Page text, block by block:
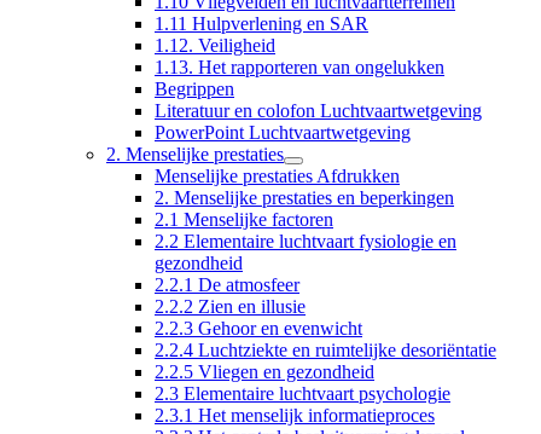
1.11 Hulpverlening en SAR
1.12. Veiligheid
1.13. Het rapporteren van ongelukken
Begrippen
Literatuur en colofon Luchtvaartwetgeving
PowerPoint Luchtvaartwetgeving
2. Menselijke prestaties
Menselijke prestaties Afdrukken
2. Menselijke prestaties en beperkingen
2.1 Menselijke factoren
2.2 Elementaire luchtvaart fysiologie en
gezondheid
2.2.1 De atmosfeer
2.2.2 Zien en illusie
2.2.3 Gehoor en evenwicht
2.2.4 Luchtziekte en ruimtelijke desoriëntatie
2.2.5 Vliegen en gezondheid
2.3 Elementaire luchtvaart psychologie
2.3.1 Het menselijk informatieproces